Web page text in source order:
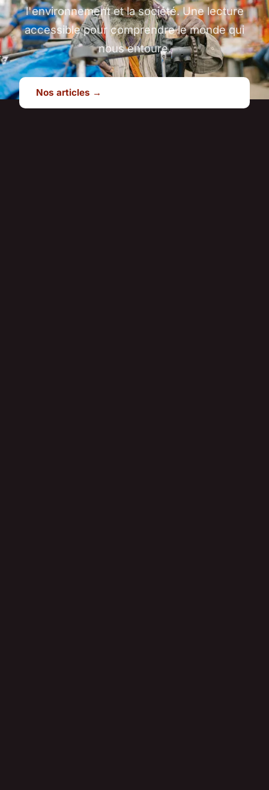
l'environnement et la société. Une lecture
accessible pour comprendre le monde qui
nous entoure.
Nos articles →